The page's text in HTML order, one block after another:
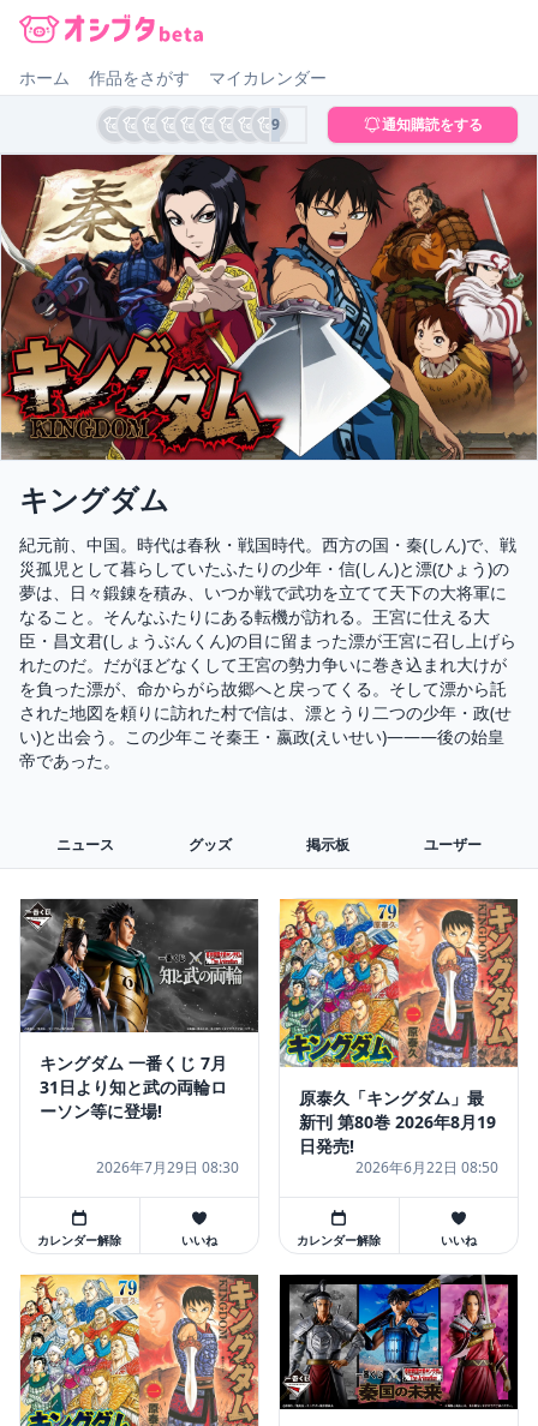
ホーム 作品をさがす マイカレンダー
9 通知購読をする
キングダム
紀元前、中国。時代は春秋・戦国時代。西方の国・秦(しん)で、戦
災孤児として暮らしていたふたりの少年・信(しん)と漂(ひょう)の
夢は、日々鍛錬を積み、いつか戦で武功を立てて天下の大将軍に
なること。そんなふたりにある転機が訪れる。王宮に仕える大
臣・昌文君(しょうぶんくん)の目に留まった漂が王宮に召し上げら
れたのだ。だがほどなくして王宮の勢力争いに巻き込まれ大けが
を負った漂が、命からがら故郷へと戻ってくる。そして漂から託
された地図を頼りに訪れた村で信は、漂とうり二つの少年・政(せ
い)と出会う。この少年こそ秦王・嬴政(えいせい)―――後の始皇
帝であった。
ニュース グッズ 掲示板 ユーザー
キングダム 一番くじ 7月
31日より知と武の両輪ロ
ーソン等に登場!
2026年7月29日 08:30
カレンダー解除 いいね
原泰久「キングダム」最
新刊 第80巻 2026年8月19
日発売!
2026年6月22日 08:50
カレンダー解除 いいね